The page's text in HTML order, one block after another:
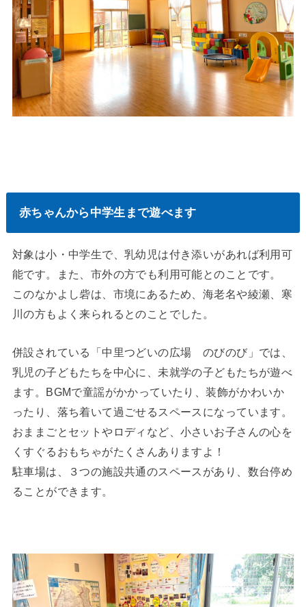
赤ちゃんから中学生まで遊べます
対象は小・中学生で、乳幼児は付き添いがあれば利用可
能です。また、市外の方でも利用可能とのことです。
このなかよし砦は、市境にあるため、海老名や綾瀬、寒
川の方もよく来られるとのことでした。
併設されている「中里つどいの広場 のびのび」では、
乳児の子どもたちを中心に、未就学の子どもたちが遊べ
ます。BGMで童謡がかかっていたり、装飾がかわいか
ったり、落ち着いて過ごせるスペースになっています。
おままごとセットやロディなど、小さいお子さんの心を
くすぐるおもちゃがたくさんありますよ！
駐車場は、３つの施設共通のスペースがあり、数台停め
ることができます。